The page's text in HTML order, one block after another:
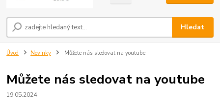
Hledat
Úvod Novinky Můžete nás sledovat na youtube
Můžete nás sledovat na youtube
19.05.2024